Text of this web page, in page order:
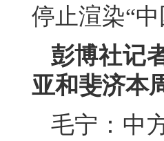
停止渲染“中
彭博社记
亚和斐济本
毛宁：中